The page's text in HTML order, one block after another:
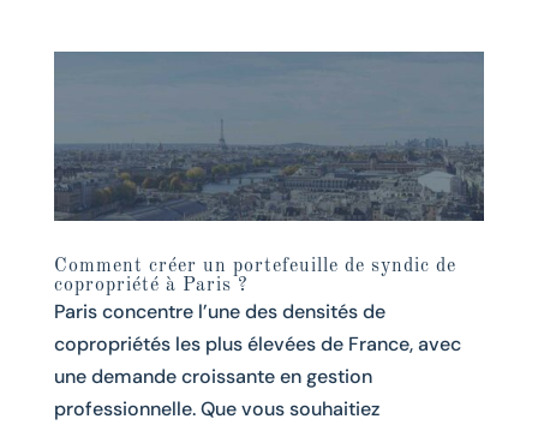
Comment créer un portefeuille de syndic de
copropriété à Paris ?
Paris concentre l’une des densités de
copropriétés les plus élevées de France, avec
une demande croissante en gestion
professionnelle. Que vous souhaitiez